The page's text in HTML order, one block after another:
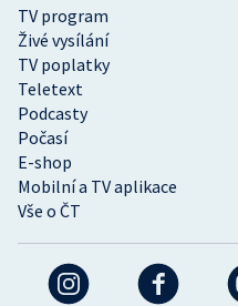
TV program
Živé vysílání
TV poplatky
Teletext
Podcasty
Počasí
E-shop
Mobilní a TV aplikace
Vše o ČT